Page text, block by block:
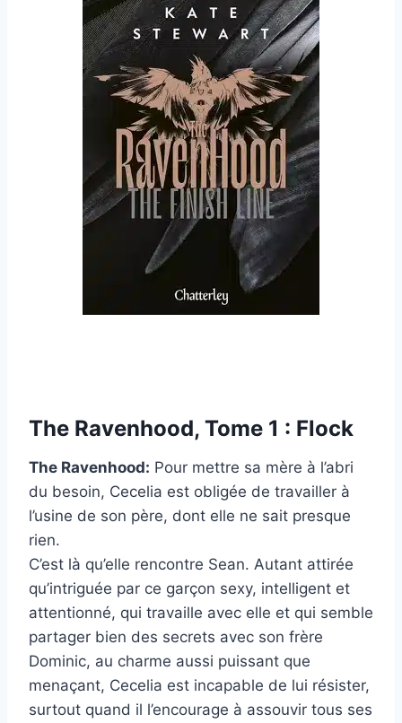
The Ravenhood, Tome 1 : Flock
The Ravenhood: Pour mettre sa mère à l’abri
du besoin, Cecelia est obligée de travailler à
l’usine de son père, dont elle ne sait presque
rien.
C’est là qu’elle rencontre Sean. Autant attirée
qu’intriguée par ce garçon sexy, intelligent et
attentionné, qui travaille avec elle et qui semble
partager bien des secrets avec son frère
Dominic, au charme aussi puissant que
menaçant, Cecelia est incapable de lui résister,
surtout quand il l’encourage à assouvir tous ses